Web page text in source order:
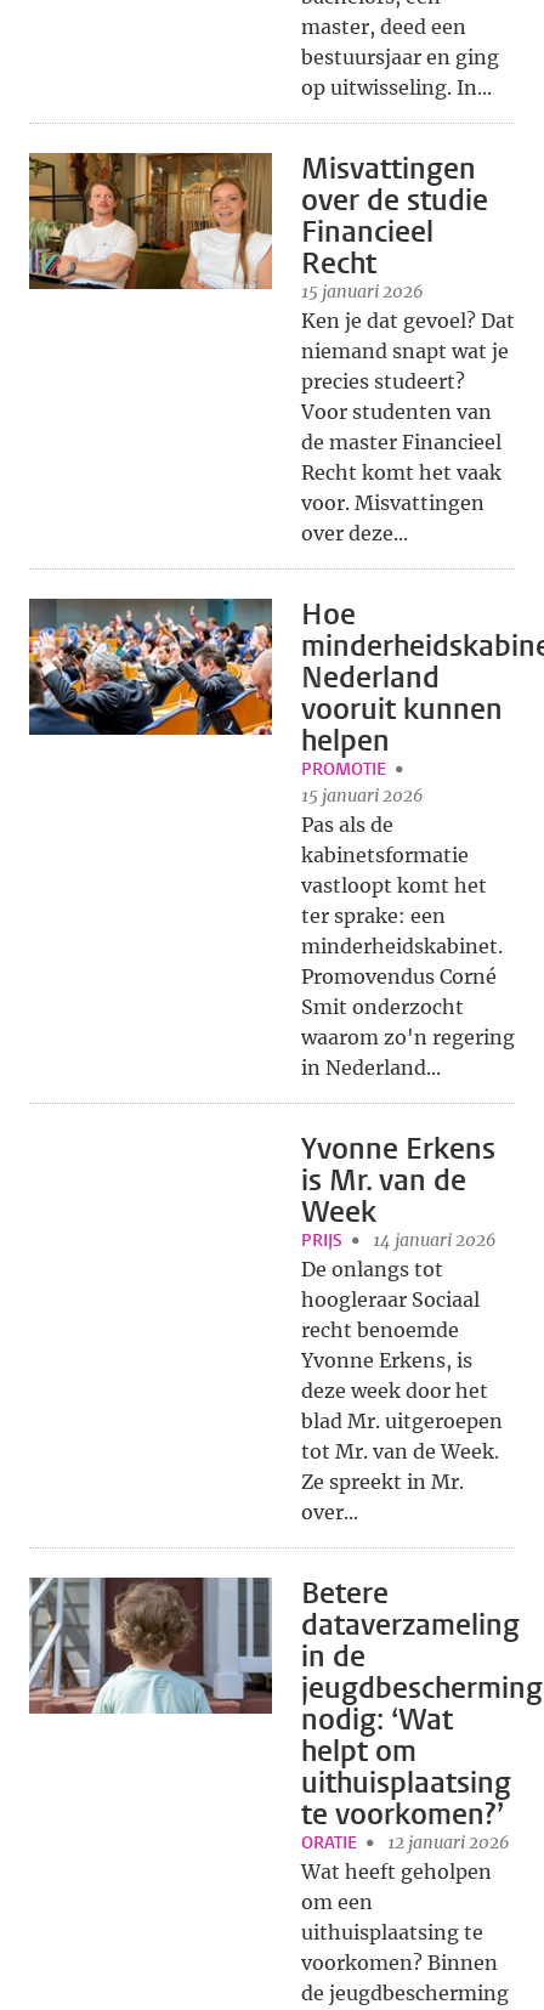
master, deed een
bestuursjaar en ging
op uitwisseling. In...
Misvattingen
over de studie
Financieel
Recht
15 januari 2026
Ken je dat gevoel? Dat
niemand snapt wat je
precies studeert?
Voor studenten van
de master Financieel
Recht komt het vaak
voor. Misvattingen
over deze...
Hoe
Nederland
vooruit kunnen
helpen
PROMOTIE
15 januari 2026
Pas als de
kabinetsformatie
vastloopt komt het
ter sprake: een
minderheidskabinet.
Promovendus Corné
Smit onderzocht
waarom zo'n regering
in Nederland...
Yvonne Erkens
is Mr. van de
Week
PRIJS 14 januari 2026
De onlangs tot
hoogleraar Sociaal
recht benoemde
Yvonne Erkens, is
deze week door het
blad Mr. uitgeroepen
tot Mr. van de Week.
Ze spreekt in Mr.
over...
Betere
dataverzameling
in de
jeugdbescherming
nodig: ‘Wat
helpt om
uithuisplaatsing
te voorkomen?’
ORATIE 12 januari 2026
Wat heeft geholpen
om een
uithuisplaatsing te
voorkomen? Binnen
de jeugdbescherming